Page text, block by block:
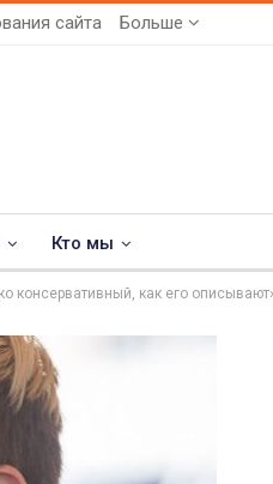
сайта Больше
Кто мы
консервативный, как его